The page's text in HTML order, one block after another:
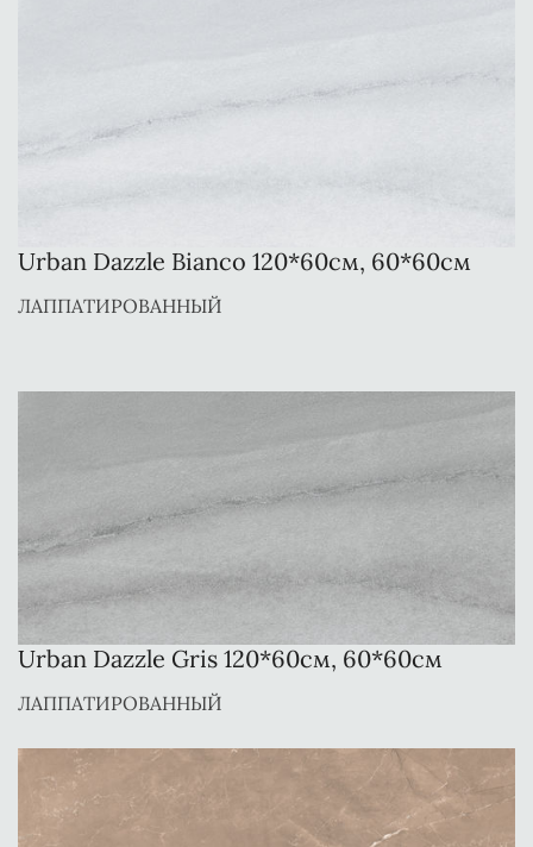
Urban Dazzle Bianco 120*60см, 60*60см
ЛАППАТИРОВАННЫЙ
Urban Dazzle Gris 120*60см, 60*60см
ЛАППАТИРОВАННЫЙ